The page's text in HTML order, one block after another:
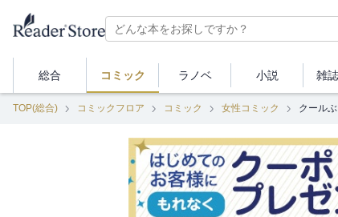
総合 コミック ラノベ 小説 雑
TOP(総合) コミックフロア コミック 女性コミック クール